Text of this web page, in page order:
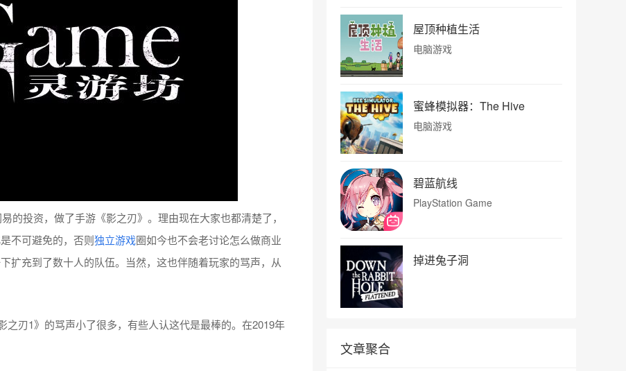
的投资，做了手游《影之刃》。理由现在大家也都清楚了，
不可避免的，否则独立游戏圈如今也不会老讨论怎么做商业
扩充到了数十人的队伍。当然，这也伴随着玩家的骂声，从
刃1》的骂声小了很多，有些人认这代是最棒的。在2019年
屋顶种植生活
电脑游戏
蜜蜂模拟器：The Hive
电脑游戏
碧蓝航线
PlayStation Game
掉进兔子洞
文章聚合